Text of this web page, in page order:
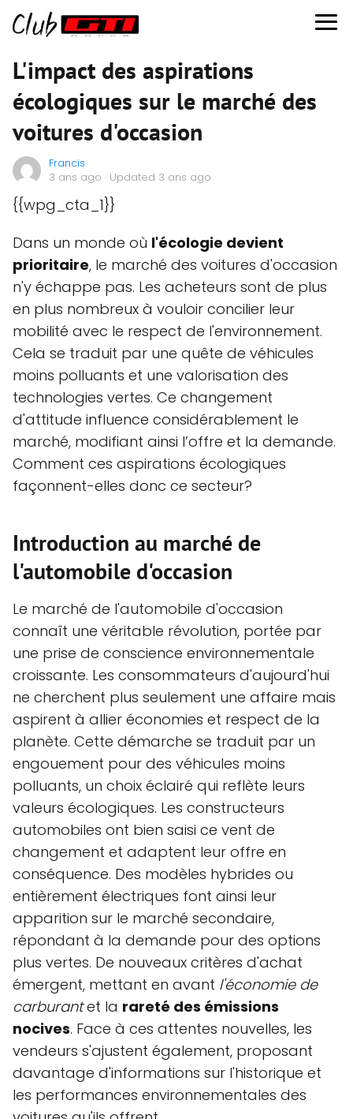
L'impact des aspirations
écologiques sur le marché des
voitures d'occasion
Francis
3 ans ago · Updated 3 ans ago
{{wpg_cta_1}}
Dans un monde où l'écologie devient
prioritaire, le marché des voitures d'occasion
n'y échappe pas. Les acheteurs sont de plus
en plus nombreux à vouloir concilier leur
mobilité avec le respect de l'environnement.
Cela se traduit par une quête de véhicules
moins polluants et une valorisation des
technologies vertes. Ce changement
d'attitude influence considérablement le
marché, modifiant ainsi l’offre et la demande.
Comment ces aspirations écologiques
façonnent-elles donc ce secteur?
Introduction au marché de
l'automobile d'occasion
Le marché de l'automobile d'occasion
connaît une véritable révolution, portée par
une prise de conscience environnementale
croissante. Les consommateurs d'aujourd'hui
ne cherchent plus seulement une affaire mais
aspirent à allier économies et respect de la
planète. Cette démarche se traduit par un
engouement pour des véhicules moins
polluants, un choix éclairé qui reflète leurs
valeurs écologiques. Les constructeurs
automobiles ont bien saisi ce vent de
changement et adaptent leur offre en
conséquence. Des modèles hybrides ou
entièrement électriques font ainsi leur
apparition sur le marché secondaire,
répondant à la demande pour des options
plus vertes. De nouveaux critères d'achat
émergent, mettant en avant l'économie de
carburantet la rareté des émissions
nocives. Face à ces attentes nouvelles, les
vendeurs s'ajustent également, proposant
davantage d'informations sur l'historique et
les performances environnementales des